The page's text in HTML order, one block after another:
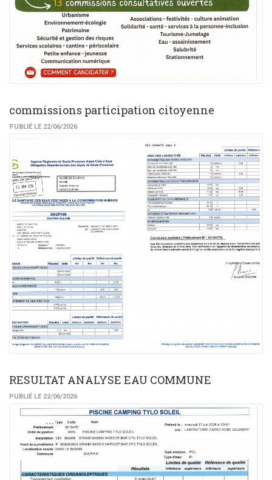
commissions participation citoyenne
PUBLIÉ LE 22/06/2026
RESULTAT ANALYSE EAU COMMUNE
PUBLIÉ LE 22/06/2026